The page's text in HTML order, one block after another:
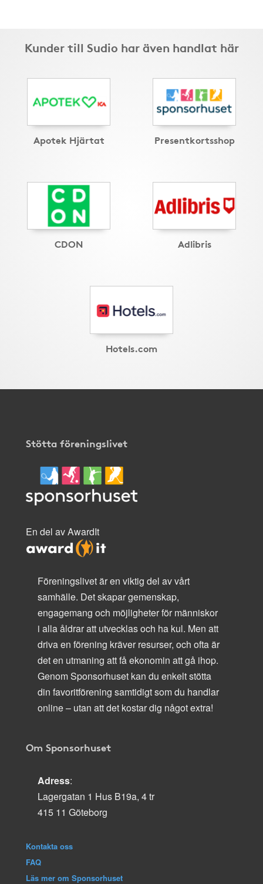
Kunder till Sudio har även handlat här
Apotek Hjärtat Presentkortsshop
CDON Adlibris
Hotels.com
Stötta föreningslivet
En del av AwardIt
Föreningslivet är en viktig del av vårt
samhälle. Det skapar gemenskap,
engagemang och möjligheter för människor
i alla åldrar att utvecklas och ha kul. Men att
driva en förening kräver resurser, och ofta är
det en utmaning att få ekonomin att gå ihop.
Genom Sponsorhuset kan du enkelt stötta
din favoritförening samtidigt som du handlar
online – utan att det kostar dig något extra!
Om Sponsorhuset
Adress:
Lagergatan 1 Hus B19a, 4 tr
415 11 Göteborg
Kontakta oss
FAQ
Läs mer om Sponsorhuset